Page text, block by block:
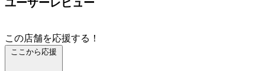
ユーザーレビュー
この店舗を応援する！
ここから応援